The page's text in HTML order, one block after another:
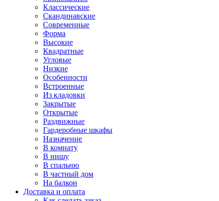
Классические
Скандинавские
Современные
Форма
Высокие
Квадратные
Угловые
Низкие
Особенности
Встроенные
Из кладовки
Закрытые
Открытые
Раздвижные
Гардеробные шкафы
Назначение
В комнату
В нишу
В спальню
В частный дом
На балкон
Доставка и оплата